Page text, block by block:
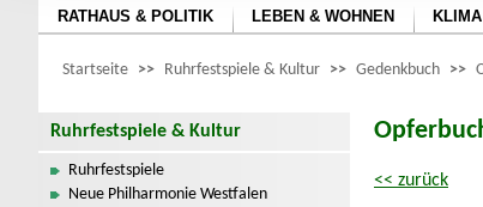
RATHAUS & POLITIK LEBEN & WOHNEN
Startseite >> Ruhrfestspiele & Kultur >> Gedenkbuch >>
Ruhrfestspiele & Kultur
Ruhrfestspiele
Neue Philharmonie Westfalen
<< zurück